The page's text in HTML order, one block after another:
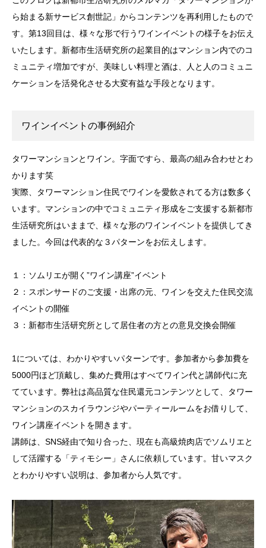
ら始まる新サービス創世記」からコンテンツを再利用したもので
す。第13回目は、様々な形で行うワインイベントの様子をお伝え
いたします。新都市生活研究所の起業目的はマンション内でのコ
ミュニティ増加ですが、美味しい料理と酒は、人と人のコミュニ
ケーションを活発化させる大変有益な手段となります。
ワインイベントの事例紹介
タワーマンションとワイン。字面ですら、最高の組み合わせとわ
かります笑
実際、タワーマンション住民でワインを愛飲されてる方は数多く
います。マンションの中でコミュニティ形成をご支援する新都市
生活研究所はいままで、様々な形のワインイベントを提供してき
ました。今回は代表的な３パターンをお伝えします。
１：ソムリエが開く”ワイン講座”イベント
２：スポンサードのご支援・出席の元、ワインを交えた住民交流
イベントの開催
３：新都市生活研究所として居住者の方との意見交換会開催
1については、わかりやすいパターンです。参加者から参加費を
5000円ほど頂戴し、集めた費用はすべてワイン代と講師代に充
てています。弊社は高品質な住民還元コンテンツとして、タワー
マンションのスカイラウンジやパーティールームをお借りして、
ワイン講座イベントを開きます。
講師は、SNS経由で知り合った、現在も高級焼肉店でソムリエと
して活躍する「ティモシー」さんに依頼しています。甘いマスク
とわかりやすい説明は、参加者から人気です。